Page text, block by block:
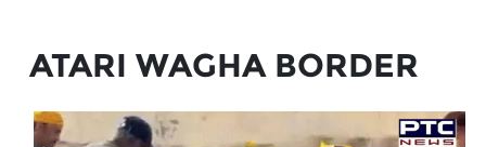
ATARI WAGHA BORDER